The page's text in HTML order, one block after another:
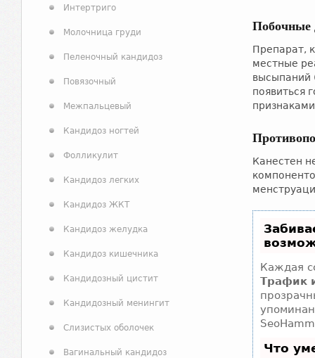
Интертриго
Молочница груди
Пеленочный кандидоз
Повязочный
Межпальцевый
Кандидоз ногтей
Фолликулит
Кандидоз легких
Кандидоз ЖКТ
Кандидоз желудка
Кандидоз кишечника
Кандидозный цистит
Кандидозный менингит
Слизистых оболочек
Вагинальный кандидоз
Побочные
Препарат,
местные
высыпаний
появиться
Канестен
Каждая
Трафик
Что